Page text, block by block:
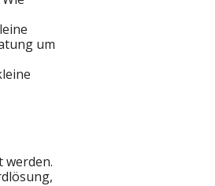
um
werden.